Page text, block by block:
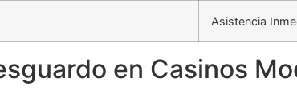
Asistencia
en Casinos